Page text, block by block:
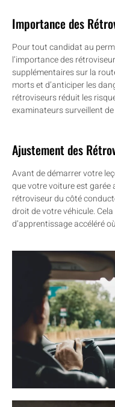
Importance des
Pour tout candidat au
l’importance des
supplémentaires sur la
morts et d’anticiper les
rétroviseurs réduit les
examinateurs surveillent
Ajustement des
Avant de démarrer votre
que votre voiture est garée
rétroviseur du côté
droit de votre véhicule.
d’apprentissage accéléré